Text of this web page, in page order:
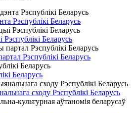
Рэспублікі Беларусь
Рэспублікі Беларусь
Рэспублікі Беларусь
Беларусь
сходу Рэспублікі Беларусь